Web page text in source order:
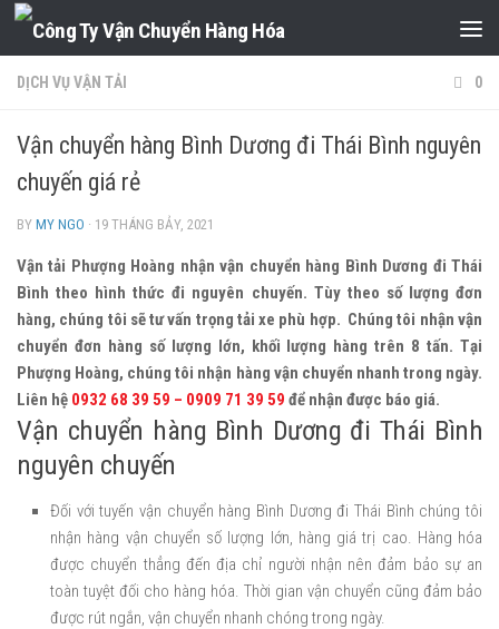
Skip to content
DỊCH VỤ VẬN TẢI 0
Vận chuyển hàng Bình Dương đi Thái Bình nguyên
chuyến giá rẻ
BY MY NGO · 19 THÁNG BẢY, 2021
Vận tải Phượng Hoàng nhận vận chuyển hàng Bình Dương đi Thái
Bình theo hình thức đi nguyên chuyến. Tùy theo số lượng đơn
hàng, chúng tôi sẽ tư vấn trọng tải xe phù hợp. Chúng tôi nhận vận
chuyển đơn hàng số lượng lớn, khối lượng hàng trên 8 tấn. Tại
Phượng Hoàng, chúng tôi nhận hàng vận chuyển nhanh trong ngày.
Liên hệ 0932 68 39 59 – 0909 71 39 59 để nhận được báo giá.
Vận chuyển hàng Bình Dương đi Thái Bình
nguyên chuyến
Đối với tuyến vận chuyển hàng Bình Dương đi Thái Bình chúng tôi
nhận hàng vận chuyển số lượng lớn, hàng giá trị cao. Hàng hóa
được chuyển thẳng đến địa chỉ người nhận nên đảm bảo sự an
toàn tuyệt đối cho hàng hóa. Thời gian vận chuyển cũng đảm bảo
được rút ngắn, vận chuyển nhanh chóng trong ngày.